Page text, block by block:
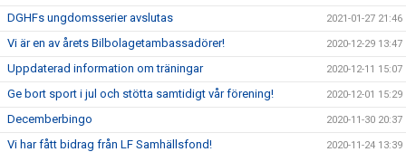
DGHFs ungdomsserier avslutas 2021-01-27 21:46
Vi är en av årets Bilbolagetambassadörer! 2020-12-29 13:47
Uppdaterad information om träningar 2020-12-11 15:07
Ge bort sport i jul och stötta samtidigt vår förening! 2020-12-01 15:29
Decemberbingo 2020-11-30 20:37
Vi har fått bidrag från LF Samhällsfond! 2020-11-24 13:39